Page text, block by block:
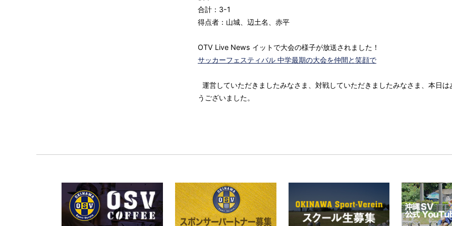
合計：3-1
得点者：山城、辺土名、赤平
OTV Live News イットで大会の様子が放送されました！
サッカーフェスティバル 中学最期の大会を仲間と笑顔で
運営していただきましたみなさま、対戦していただきましたみなさま、本日は
うございました。